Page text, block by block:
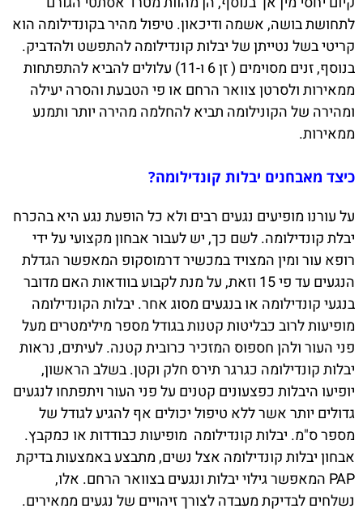
לתחושת בושה, אשמה ודיכאון. טיפול מהיר בקונדילומה הוא
קריטי בשל נטייתן של יבלות קונדילומה להתפשט ולהדביק.
בנוסף, זנים מסוימים ( זן 6 ו-11) עלולים להביא להתפתחות
ממאירות ולסרטן צוואר הרחם או פי הטבעת והסרה יעילה
ומהירה של הקונילומה תביא להחלמה מהירה יותר ותמנע
ממאירות.
כיצד מאבחנים יבלות קונדילומה?
על עורנו מופיעים נגעים רבים ולא כל הופעת נגע היא בהכרח
יבלת קונדילומה. לשם כך, יש לעבור אבחון מקצועי על ידי
רופא עור ומין המצויד במכשיר דרמוסקופ המאפשר הגדלת
הנגעים עד פי 15 וזאת, על מנת לקבוע בוודאות האם מדובר
בנגעי קונדילומה או בנגעים מסוג אחר. יבלות הקונדילומה
מופיעות לרוב כבליטות קטנות בגודל מספר מילימטרים מעל
פני העור ולהן חספוס המזכיר כרובית קטנה. לעיתים, נראות
יבלות קונדילומה כגרגר תירס חלק וקטן. בשלב הראשון,
יופיעו היבלות כפצעונים קטנים על פני העור ויתפתחו לנגעים
גדולים יותר אשר ללא טיפול יכולים אף להגיע לגודל של
מספר ס"מ. יבלות קונדילומה מופיעות כבודדות או כמקבץ.
אבחון יבלות קונדילומה אצל נשים, מתבצע באמצעות בדיקת
PAP המאפשר גילוי יבלות ונגעים בצוואר הרחם. אלו,
נשלחים לבדיקת מעבדה לצורך זיהויים של נגעים ממאירים.